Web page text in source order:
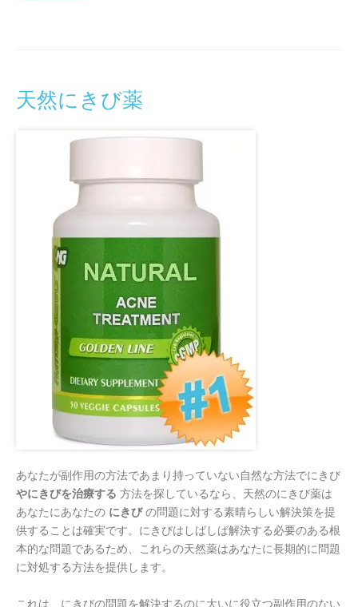
天然にきび薬
あなたが副作用の方法であまり持っていない自然な方法でにきび
やにきびを治療する 方法を探しているなら、天然のにきび薬は
あなたにあなたの にきびの問題に対する素晴らしい解決策を提
供することは確実です。にきびはしばしば解決する必要のある根
本的な問題であるため、これらの天然薬はあなたに長期的に問題
に対処する方法を提供します。
これは、にきびの問題を解決するのに大いに役立つ副作用のない